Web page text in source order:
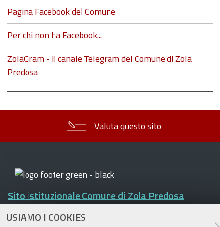
USIAMO I COOKIES
Pagina Facebook del Comune
Per chi non ha Facebook...
ZolaGram - il canale Telegram del Comune di Zola
Predosa
Valuta questo sito
Sito istituzionale Comune di Zola Predosa